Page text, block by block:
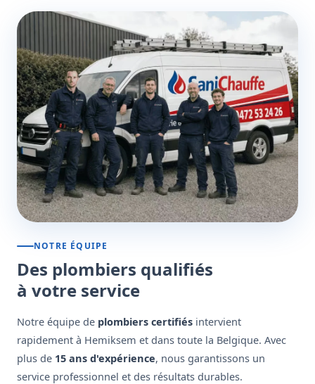
NOTRE ÉQUIPE
Des plombiers qualifiés
à votre service
Notre équipe de plombiers certifiés intervient
rapidement à Hemiksem et dans toute la Belgique. Avec
plus de 15 ans d'expérience, nous garantissons un
service professionnel et des résultats durables.